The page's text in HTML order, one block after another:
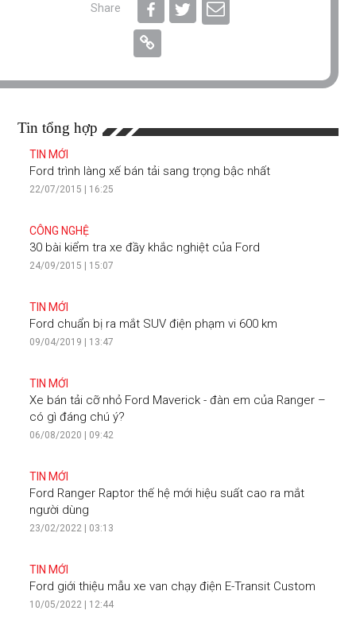
Share
Tin tổng hợp
TIN MỚI
Ford trình làng xế bán tải sang trọng bậc nhất
22/07/2015 | 16:25
CÔNG NGHỆ
30 bài kiểm tra xe đầy khắc nghiệt của Ford
24/09/2015 | 15:07
TIN MỚI
Ford chuẩn bị ra mắt SUV điện phạm vi 600 km
09/04/2019 | 13:47
TIN MỚI
Xe bán tải cỡ nhỏ Ford Maverick - đàn em của Ranger –
có gì đáng chú ý?
06/08/2020 | 09:42
TIN MỚI
Ford Ranger Raptor thế hệ mới hiệu suất cao ra mắt
người dùng
23/02/2022 | 03:13
TIN MỚI
Ford giới thiệu mẫu xe van chạy điện E-Transit Custom
10/05/2022 | 12:44